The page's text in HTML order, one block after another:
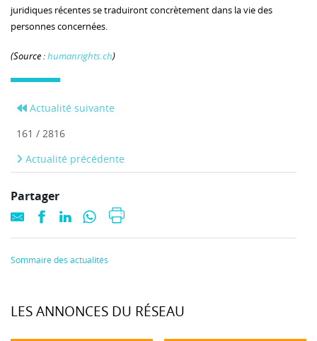
juridiques récentes se traduiront concrètement dans la vie des
personnes concernées.
(Source :humanrights.ch)
Actualité suivante
161 / 2816
Actualité précédente
Partager
Sommaire des actualités
LES ANNONCES DU RÉSEAU